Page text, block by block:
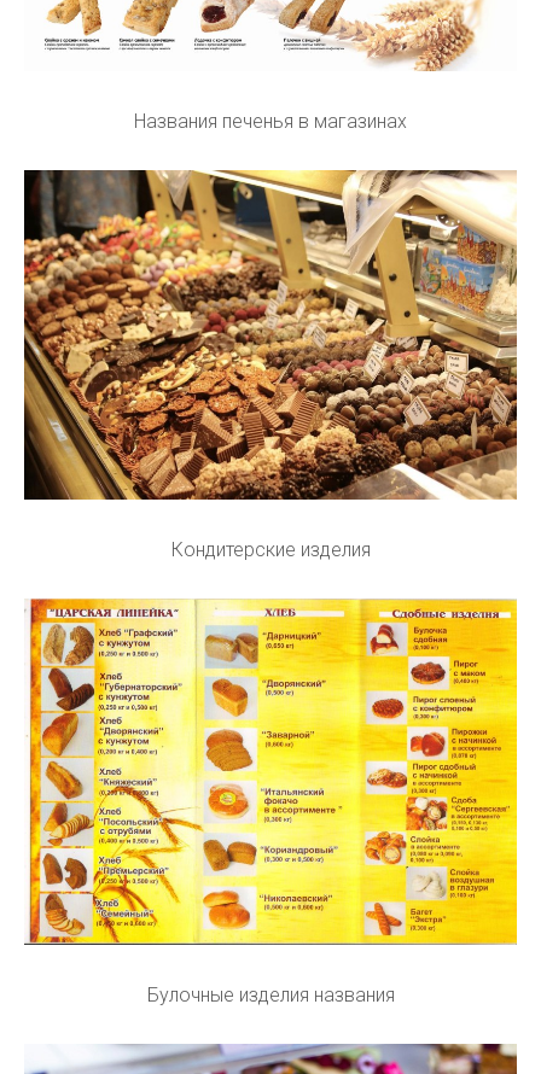
Названия печенья в магазинах
Кондитерские изделия
Булочные изделия названия